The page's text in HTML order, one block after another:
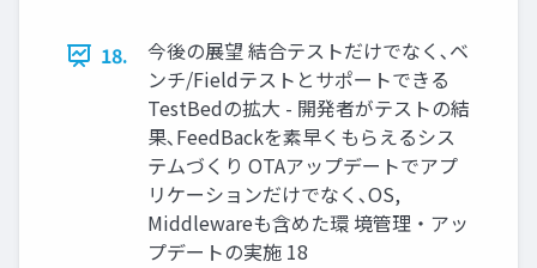
18.
今後の展望 結合テストだけでなく､ベ
ンチ/Fieldテストとサポートできる
TestBedの拡大 - 開発者がテストの結
果､FeedBackを素早くもらえるシス
テムづくり OTAアップデートでアプ
リケーションだけでなく､OS,
Middlewareも含めた環 境管理・アッ
プデートの実施 18